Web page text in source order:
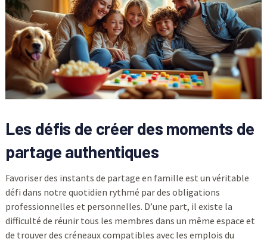
Les défis de créer des moments de
partage authentiques
Favoriser des instants de partage en famille est un véritable
défi dans notre quotidien rythmé par des obligations
professionnelles et personnelles. D’une part, il existe la
difficulté de réunir tous les membres dans un même espace et
de trouver des créneaux compatibles avec les emplois du